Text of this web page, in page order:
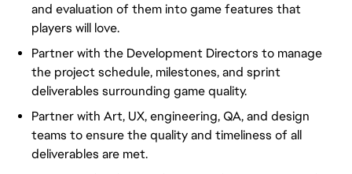
and evaluation of them into game features that
players will love.
Partner with the Development Directors to manage
the project schedule, milestones, and sprint
deliverables surrounding game quality.
Partner with Art, UX, engineering, QA, and design
teams to ensure the quality and timeliness of all
deliverables are met.